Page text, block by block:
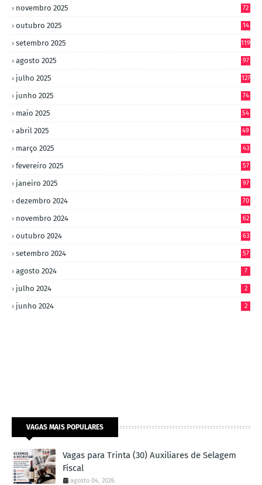
novembro 2025 72
outubro 2025
14
setembro 2025 119
agosto 2025 97
julho 2025 127
junho 2025 74
maio 2025 54
abril 2025 49
março 2025 43
fevereiro 2025 57
janeiro 2025 97
dezembro 2024 70
novembro 2024 62
outubro 2024 63
setembro 2024 57
agosto 2024 7
julho 2024 2
junho 2024 2
VAGAS MAIS POPULARES
Vagas para Trinta (30) Auxiliares de Selagem
Fiscal
agosto 04, 2026